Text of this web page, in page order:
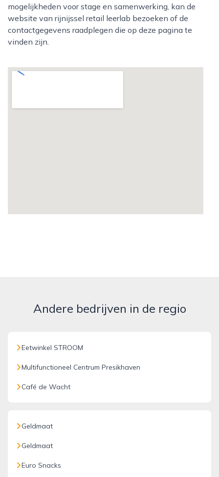
mogelijkheden voor stage en samenwerking, kan de
website van rijnijssel retail leerlab bezoeken of de
contactgegevens raadplegen die op deze pagina te
vinden zijn.
Andere bedrijven in de regio
Eetwinkel STROOM
Multifunctioneel Centrum Presikhaven
Café de Wacht
Geldmaat
Geldmaat
Euro Snacks